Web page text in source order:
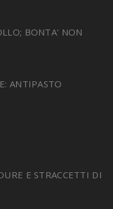
BONTA' NON
ANTIPASTO
E STRACCETTI DI